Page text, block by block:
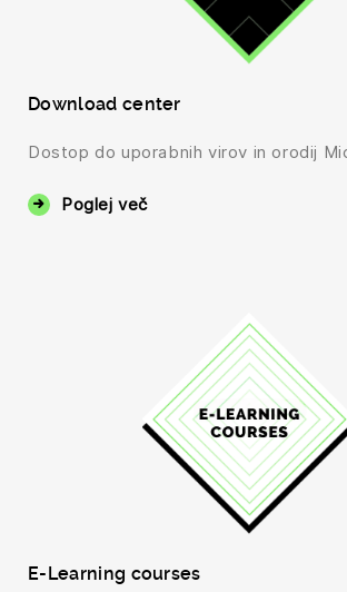
Download center
Dostop do uporabnih virov in orodij
Poglej več
E-Learning courses